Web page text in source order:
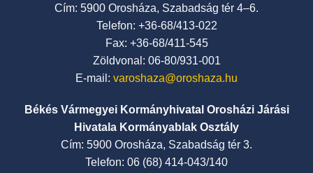
Cím: 5900 Orosháza, Szabadság tér 4–6.
Telefon: +36-68/413-022
Fax: +36-68/411-545
Zöldvonal: 06-80/931-001
E-mail: varoshaza@oroshaza.hu
Békés Vármegyei Kormányhivatal Orosházi Járási
Hivatala Kormányablak Osztály
Cím: 5900 Orosháza, Szabadság tér 3.
Telefon: 06 (68) 414-043/140